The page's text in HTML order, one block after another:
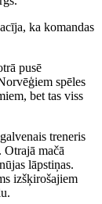
ka komandas
pusē
spēles
bet tas viss
treneris
mačā
lāpstiņas.
izšķirošajiem